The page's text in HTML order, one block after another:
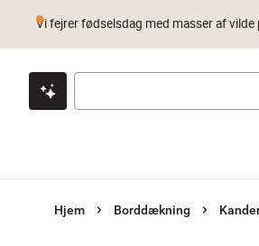
Klik & hent Byt i 1 år Prismatch
Vi fejrer fødselsdag med masser af
Hjem Borddækning